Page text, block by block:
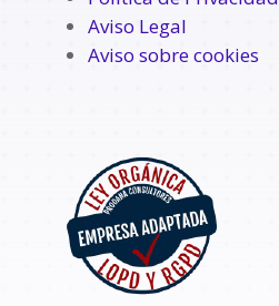
Aviso Legal
Aviso sobre cookies